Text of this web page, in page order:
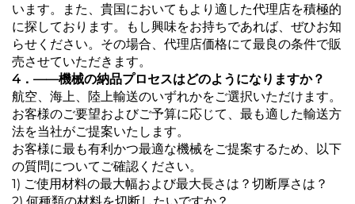
います。また、貴国においてもより適した代理店を積極的
に探しております。もし興味をお持ちであれば、ぜひお知
らせください。その場合、代理店価格にて最良の条件で販
売させていただきます。
4．――機械の納品プロセスはどのようになりますか？
航空、海上、陸上輸送のいずれかをご選択いただけます。
お客様のご要望およびご予算に応じて、最も適した輸送方
法を当社がご提案いたします。
お客様に最も有利かつ最適な機械をご提案するため、以下
の質問についてご確認ください。
1) ご使用材料の最大幅および最大長さは？切断厚さは？